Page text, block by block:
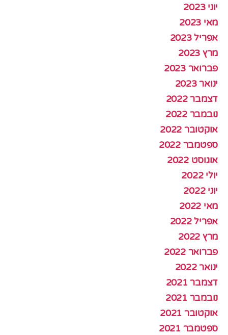
יוני 2023
מאי 2023
אפריל 2023
מרץ 2023
פברואר 2023
ינואר 2023
דצמבר 2022
נובמבר 2022
אוקטובר 2022
ספטמבר 2022
אוגוסט 2022
יולי 2022
יוני 2022
מאי 2022
אפריל 2022
מרץ 2022
פברואר 2022
ינואר 2022
דצמבר 2021
נובמבר 2021
אוקטובר 2021
ספטמבר 2021